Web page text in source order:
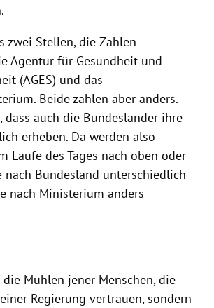
zwei Stellen, die Zahlen
Agentur für Gesundheit und
(AGES) und das
Beide zählen aber anders.
dass auch die Bundesländer ihre
erheben. Da werden also
Laufe des Tages nach oben oder
Bundesland unterschiedlich
nach Ministerium anders
die Mühlen jener Menschen, die
Regierung vertrauen, sondern